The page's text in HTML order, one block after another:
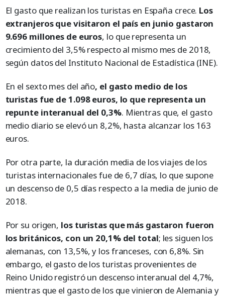
El gasto que realizan los turistas en España crece. Los
extranjeros que visitaron el país en junio gastaron
9.696 millones de euros, lo que representa un
crecimiento del 3,5% respecto al mismo mes de 2018,
según datos del Instituto Nacional de Estadística (INE).
En el sexto mes del año, el gasto medio de los
turistas fue de 1.098 euros, lo que representa un
repunte interanual del 0,3%. Mientras que, el gasto
medio diario se elevó un 8,2%, hasta alcanzar los 163
euros.
Por otra parte, la duración media de los viajes de los
turistas internacionales fue de 6,7 días, lo que supone
un descenso de 0,5 días respecto a la media de junio de
2018.
Por su origen, los turistas que más gastaron fueron
los británicos, con un 20,1% del total; les siguen los
alemanas, con 13,5%, y los franceses, con 6,8%. Sin
embargo, el gasto de los turistas provenientes de
Reino Unido registró un descenso interanual del 4,7%,
mientras que el gasto de los que vinieron de Alemania y